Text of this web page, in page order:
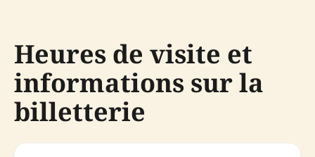
Heures de visite et
informations sur la
billetterie